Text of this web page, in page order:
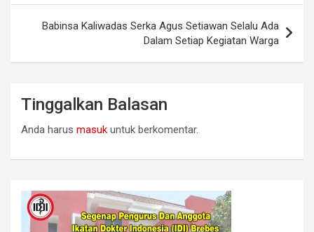
Babinsa Kaliwadas Serka Agus Setiawan Selalu Ada
Dalam Setiap Kegiatan Warga
Tinggalkan Balasan
Anda harus masuk untuk berkomentar.